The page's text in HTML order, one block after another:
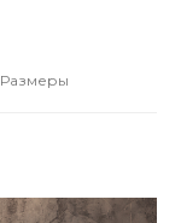
Размеры